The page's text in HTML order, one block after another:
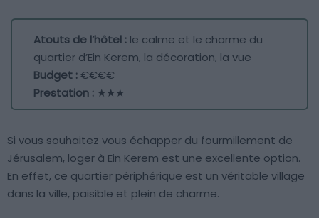
Atouts de l’hôtel : le calme et le charme du
quartier d’Ein Kerem, la décoration, la vue
Budget :€€€€
Prestation : ★★★
Si vous souhaitez vous échapper du fourmillement de
Jérusalem, loger à Ein Kerem est une excellente option.
En effet, ce quartier périphérique est un véritable village
dans la ville, paisible et plein de charme.